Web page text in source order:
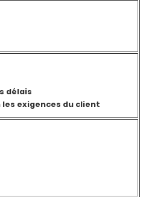
délais
exigences du client